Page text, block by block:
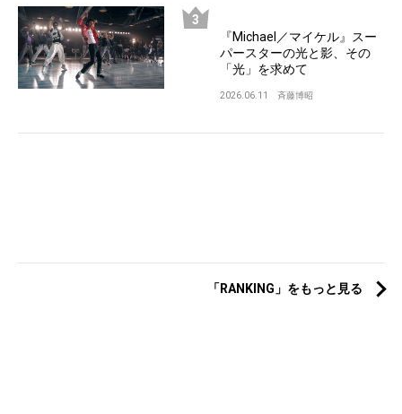
『Michael／マイケル』スー
パースターの光と影、その
「光」を求めて
2026.06.11 斉藤博昭
「RANKING」をもっと見る